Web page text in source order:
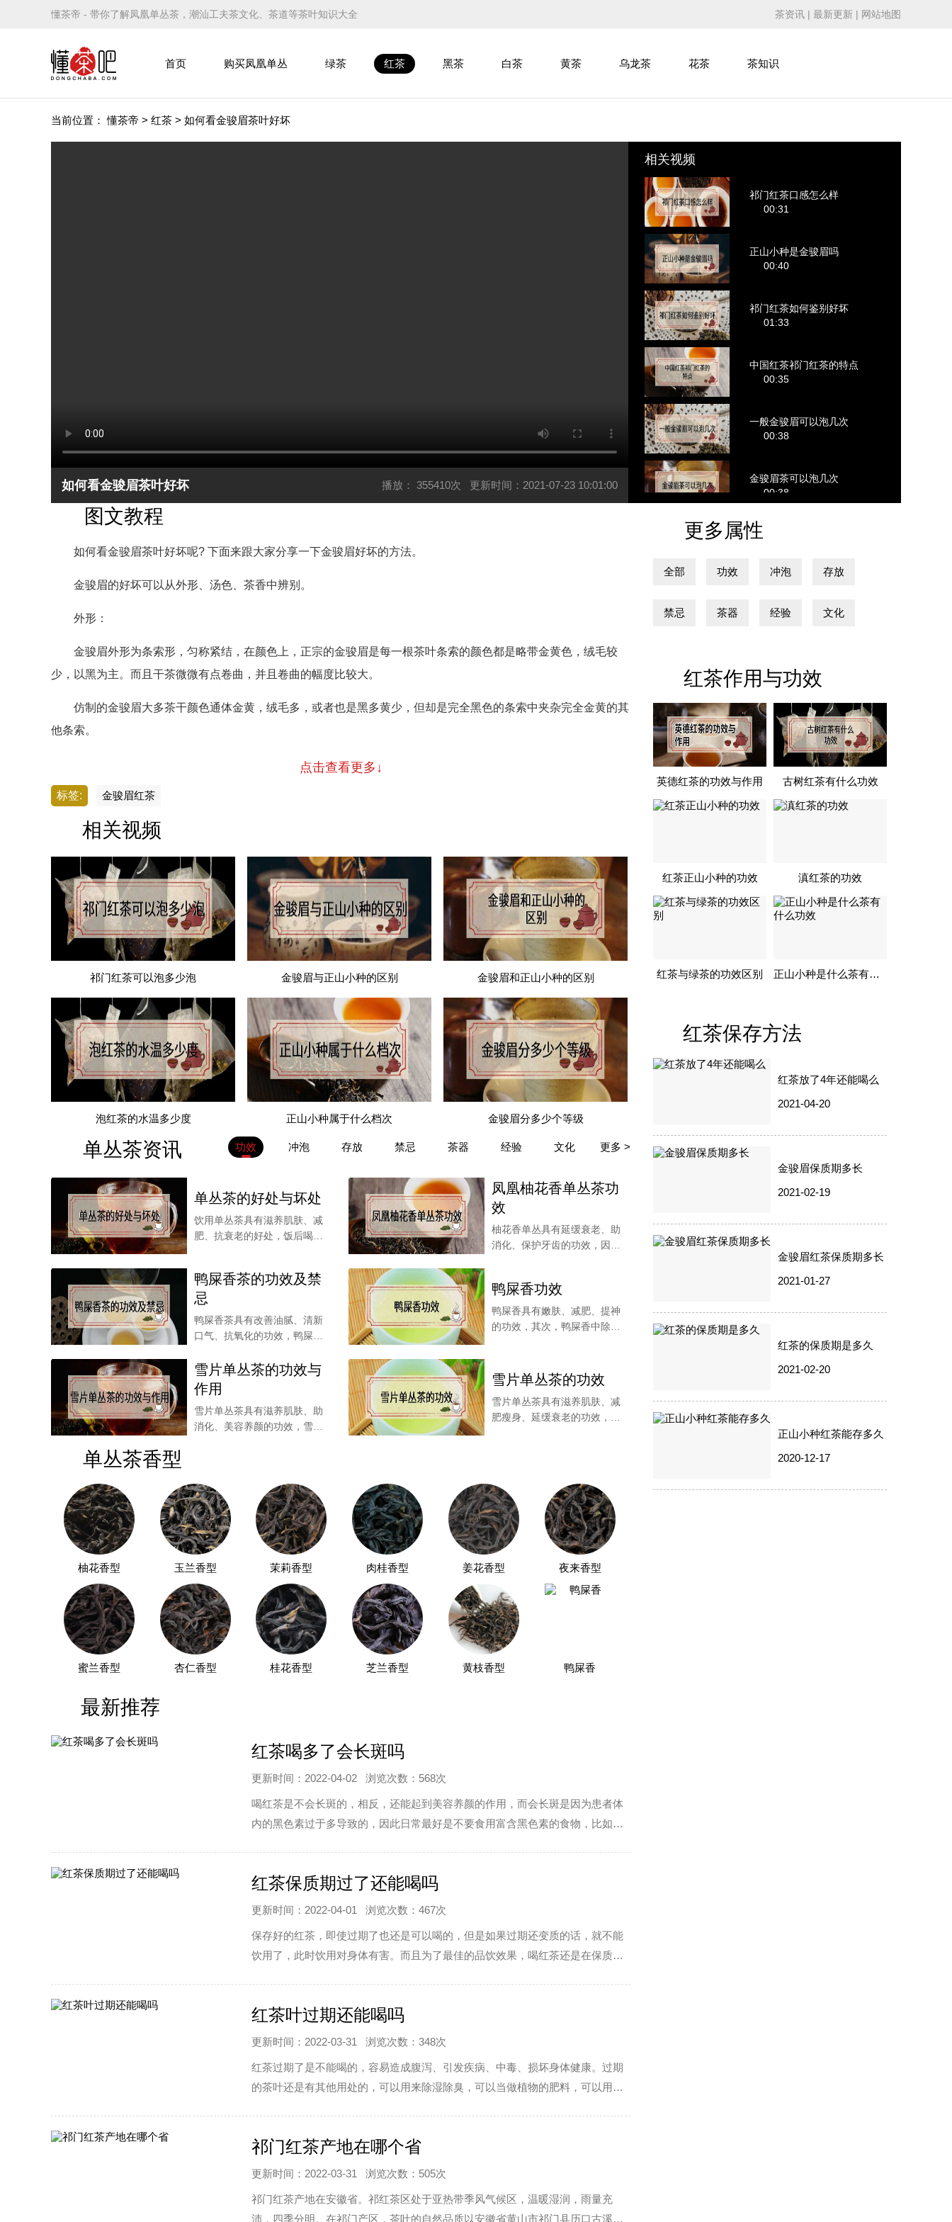
懂茶帝 - 带你了解凤凰单丛茶，潮汕工夫茶文化、茶道等茶叶知识大全 茶资讯 | 最新更新 | 网站地图
首页 购买凤凰单丛 绿茶 红茶 黑茶 白茶 黄茶 乌龙茶 花茶 茶知识
当前位置：懂茶帝 > 红茶 > 如何看金骏眉茶叶好坏
如何看金骏眉茶叶好坏 播放： 355410次 更新时间：2021-07-23 10:01:00
相关视频
祁门红茶口感怎么样
00:31
正山小种是金骏眉吗
00:40
祁门红茶如何鉴别好坏
01:33
中国红茶祁门红茶的特点
00:35
一般金骏眉可以泡几次
00:38
金骏眉茶可以泡几次
00:38
图文教程
如何看金骏眉茶叶好坏呢? 下面来跟大家分享一下金骏眉好坏的方法。
金骏眉的好坏可以从外形、汤色、茶香中辨别。
外形：
金骏眉外形为条索形，匀称紧结，在颜色上，正宗的金骏眉是每一根茶叶条索的颜色都是略带金黄色，绒毛较
少，以黑为主。而且干茶微微有点卷曲，并且卷曲的幅度比较大。
仿制的金骏眉大多茶干颜色通体金黄，绒毛多，或者也是黑多黄少，但却是完全黑色的条索中夹杂完全金黄的其
他条索。
汤色：
正宗金骏眉用沸水冲泡后的汤色应该是金黄色，并且晶莹剔透，清澈度高。
仿制的金骏眉用沸水冲泡后汤色发红发浑，接近于普通正山小种的颜色，并且不稳定，汤色黯淡浑浊，有时略有
地瓜味。
茶香：
嗅闻茶香也可以鉴别出来。正宗的金骏眉干茶都会带有一股花果香的明快和茶叶的清甜，这种感觉沁人心脾;
劣质或者假冒的金骏眉茶会有焦糖味。用开水冲泡后，好的金骏眉会散发蜜糖香气，悠扬持久;假冒或者劣质的
金骏眉香气浑浊，容易消散。
以上就是金骏眉茶怎么看好坏的内容，希望对大家有所帮助。
点击查看更多↓
标签: 金骏眉红茶
相关视频
祁门红茶可以泡多少泡 金骏眉与正山小种的区别 金骏眉和正山小种的区别
泡红茶的水温多少度 正山小种属于什么档次 金骏眉分多少个等级
单丛茶资讯 功效 冲泡 存放 禁忌 茶器 经验 文化 更多 >
单丛茶的好处与坏处
饮用单丛茶具有滋养肌肤、减
肥、抗衰老的好处，饭后喝一
凤凰柚花香单丛茶功
效
柚花香单丛具有延缓衰老、助
消化、保护牙齿的功效，因为
鸭屎香茶的功效及禁
忌
鸭屎香茶具有改善油腻、清新
口气、抗氧化的功效，鸭屎香
鸭屎香功效
鸭屎香具有嫩肤、减肥、提神
的功效，其次，鸭屎香中除了
雪片单丛茶的功效与
作用
雪片单丛茶具有滋养肌肤、助
消化、美容养颜的功效，雪片
雪片单丛茶的功效
雪片单丛茶具有滋养肌肤、减
肥瘦身、延缓衰老的功效，茶
单丛茶香型
柚花香型 玉兰香型 茉莉香型 肉桂香型 姜花香型 夜来香型
蜜兰香型 杏仁香型 桂花香型 芝兰香型 黄枝香型 鸭屎香
最新推荐
红茶喝多了会长斑吗
更新时间：2022-04-02 浏览次数：568次
喝红茶是不会长斑的，相反，还能起到美容养颜的作用，而会长斑是因为患者体
内的黑色素过于多导致的，因此日常最好是不要食用富含黑色素的食物，比如酱
红茶保质期过了还能喝吗
更新时间：2022-04-01 浏览次数：467次
保存好的红茶，即使过期了也还是可以喝的，但是如果过期还变质的话，就不能
饮用了，此时饮用对身体有害。而且为了最佳的品饮效果，喝红茶还是在保质期
红茶叶过期还能喝吗
更新时间：2022-03-31 浏览次数：348次
红茶过期了是不能喝的，容易造成腹泻、引发疾病、中毒、损坏身体健康。过期
的茶叶还是有其他用处的，可以用来除湿除臭，可以当做植物的肥料，可以用来
祁门红茶产地在哪个省
更新时间：2022-03-31 浏览次数：505次
祁门红茶产地在安徽省。祁红茶区处于亚热带季风气候区，温暖湿润，雨量充
沛，四季分明。在祁门产区，茶叶的自然品质以安徽省黄山市祁门县历口古溪、
更多属性
全部 功效 冲泡 存放
禁忌 茶器 经验 文化
红茶作用与功效
英德红茶的功效与作用 古树红茶有什么功效
红茶正山小种的功效 滇红茶的功效
红茶与绿茶的功效区别 正山小种是什么茶有什么功效
红茶保存方法
红茶放了4年还能喝么
2021-04-20
金骏眉保质期多长
2021-02-19
金骏眉红茶保质期多长
2021-01-27
红茶的保质期是多久
2021-02-20
正山小种红茶能存多久
2020-12-17